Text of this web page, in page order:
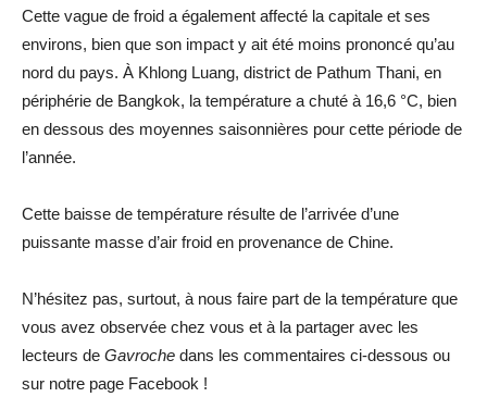
Cette vague de froid a également affecté la capitale et ses
environs, bien que son impact y ait été moins prononcé qu’au
nord du pays. À Khlong Luang, district de Pathum Thani, en
périphérie de Bangkok, la température a chuté à 16,6 °C, bien
en dessous des moyennes saisonnières pour cette période de
l’année.
Cette baisse de température résulte de l’arrivée d’une
puissante masse d’air froid en provenance de Chine.
N’hésitez pas, surtout, à nous faire part de la température que
vous avez observée chez vous et à la partager avec les
lecteurs de Gavroche dans les commentaires ci-dessous ou
sur notre page Facebook !